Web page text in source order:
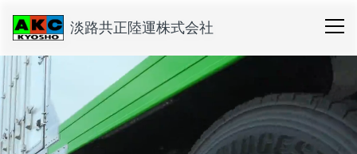
淡路共正陸運株式会社